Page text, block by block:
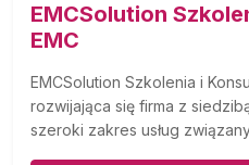
EMCSolution
EMC
EMCSolution Szkolenia i
rozwijająca się firma z
szeroki zakres usług